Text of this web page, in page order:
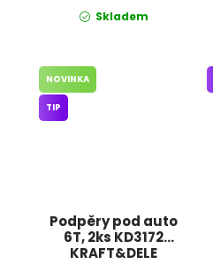
Skladem
Podpěry pod auto
6T, 2ks KD3172
KRAFT&DELE
NOVINKA
TIP